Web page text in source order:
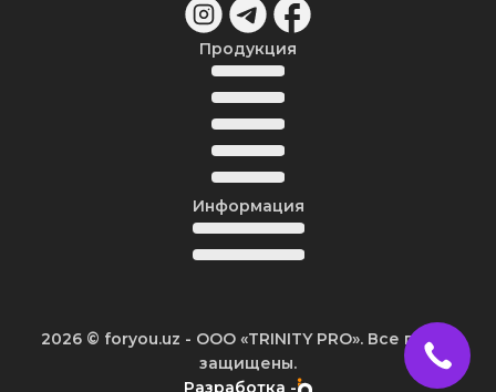
Продукция
Информация
2026 © foryou.uz - ООО «TRINITY PRO». Все права
защищены.
Разработка -